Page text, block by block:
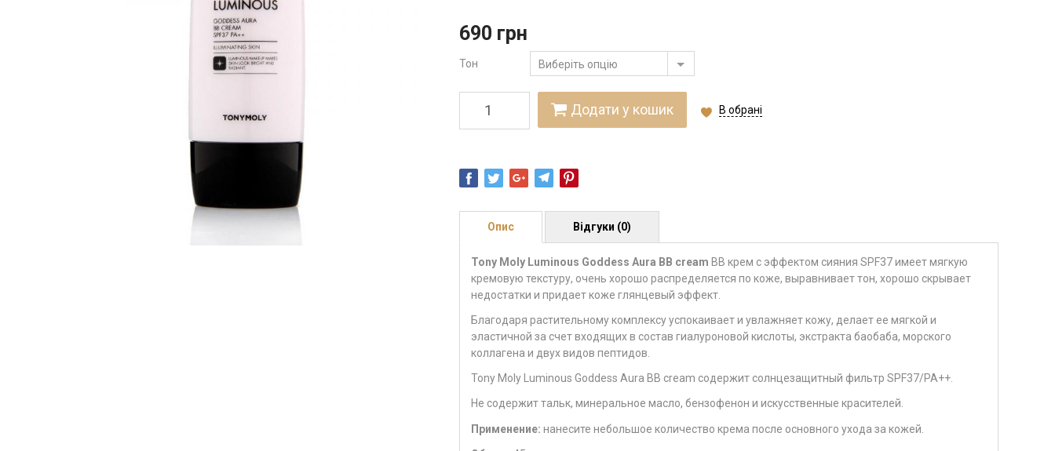
690 грн
Тон Виберіть опцію
Додати у кошик В обрані
Опис
Tony Moly Luminous Goddess Aura BB cream BB крем с эффектом сияния SPF37 имеет мягкую
кремовую текстуру, очень хорошо распределяется по коже, выравнивает тон, хорошо скрывает
недостатки и придает коже глянцевый эффект.
Благодаря растительному комплексу успокаивает и увлажняет кожу, делает ее мягкой и
эластичной за счет входящих в состав гиалуроновой кислоты, экстракта баобаба, морского
коллагена и двух видов пептидов.
Tony Moly Luminous Goddess Aura BB cream содержит солнцезащитный фильтр SPF37/PA++.
Не содержит тальк, минеральное масло, бензофенон и искусственные красителей.
Применение: нанесите небольшое количество крема после основного ухода за кожей.
Відгуки (0)